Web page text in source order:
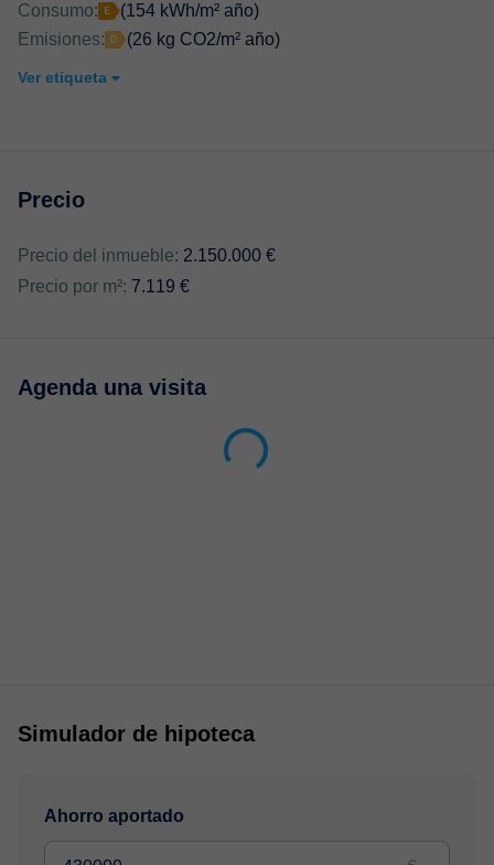
Consumo:
(154 kWh/m² año)
Emisiones:
(26 kg CO2/m² año)
Ver etiqueta
Precio
Precio del inmueble: 2.150.000 €
Precio por m²: 7.119 €
Agenda una visita
Simulador de hipoteca
Ahorro aportado